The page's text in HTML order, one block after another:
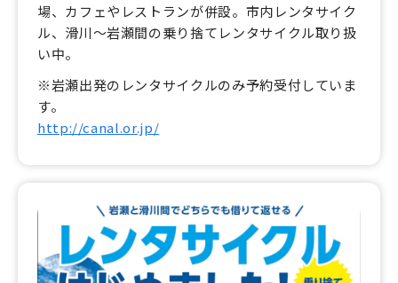
場、カフェやレストランが併設。市内レンタサイク
ル、滑川〜岩瀬間の乗り捨てレンタサイクル取り扱
い中。
※岩瀬出発のレンタサイクルのみ予約受付していま
す。
http://canal.or.jp/